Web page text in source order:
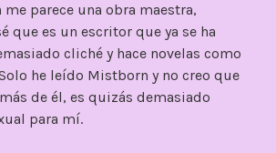
parece una obra maestra,
que es un escritor que ya se ha
cliché y hace novelas como
he leído Mistborn y no creo que
de él, es quizás demasiado
para mí.